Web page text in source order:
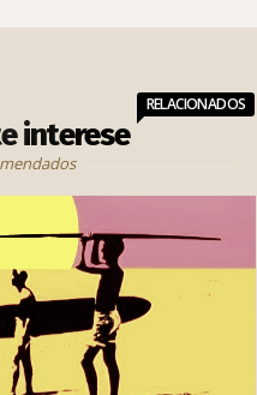
interese
RELACIONADOS